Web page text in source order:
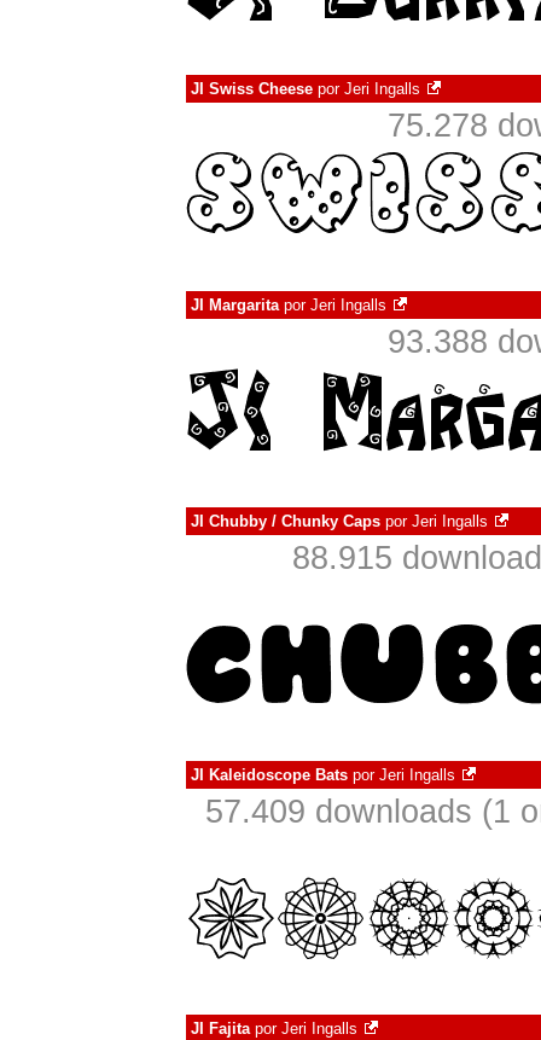
JI Swiss Cheese por Jeri Ingalls
75.278
JI Margaritapor Jeri Ingalls
93.388
JI Chubby / Chunky Caps por Jeri Ingalls
88.915
JI Kaleidoscope Bats por Jeri Ingalls
57.409 downloads (1
JI Fajitapor Jeri Ingalls